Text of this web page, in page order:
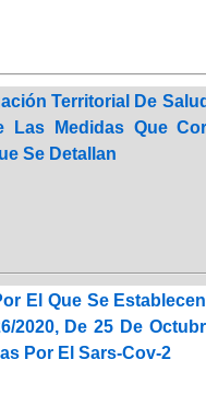
Territorial De
Las Medidas Que
Se Detallan
El Que Se
2020, De 25 De
Por El Sars-Cov-2